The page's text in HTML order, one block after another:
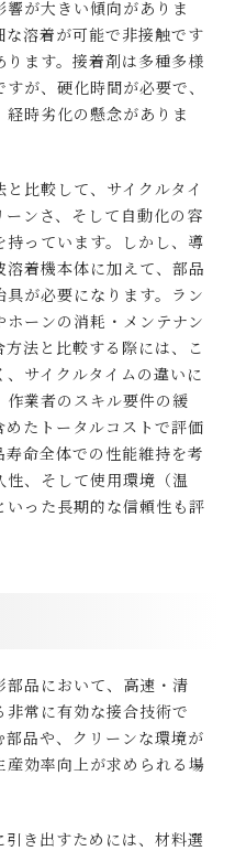
が大きい傾向がありま
溶着が可能で非接触です
ます。接着剤は多種多様
が、硬化時間が必要で、
時劣化の懸念がありま
比較して、サイクルタイ
ンさ、そして自動化の容
っています。しかし、導
着機本体に加えて、部品
が必要になります。ラン
ーンの消耗・メンテナン
法と比較する際には、こ
サイクルタイムの違いに
作業者のスキル要件の緩
たトータルコストで評価
命全体での性能維持を考
、そして使用環境（温
った長期的な信頼性も評
品において、高速・清
常に有効な接合技術で
品や、クリーンな環境が
効率向上が求められる場
き出すためには、材料選